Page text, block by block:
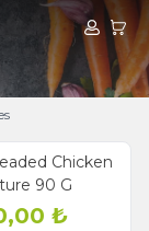
MyMy
Chicken
90 G
₺